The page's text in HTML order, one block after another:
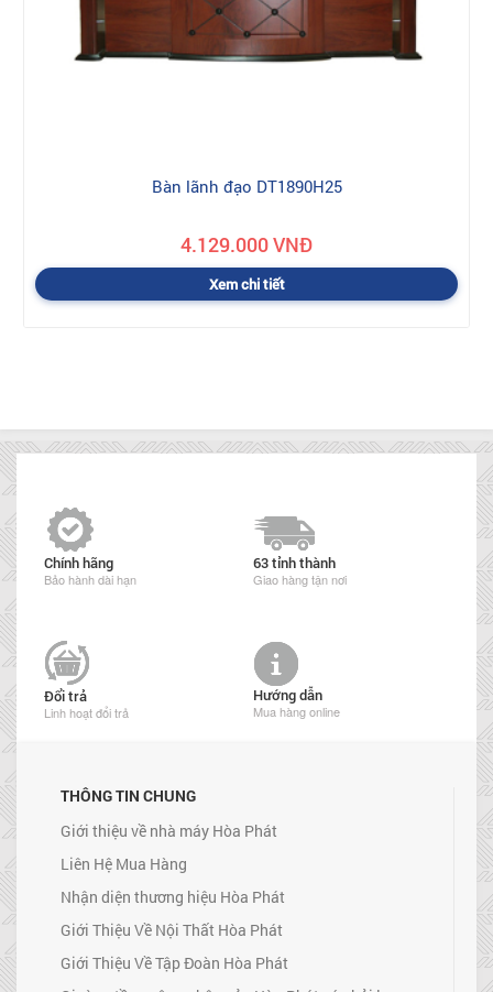
Bàn lãnh đạo DT1890H25
4.129.000 VNĐ
Xem chi tiết
Chính hãng
Bảo hành dài hạn
63 tỉnh thành
Giao hàng tận nơi
Đổi trả
Linh hoạt đổi trả
Hướng dẫn
Mua hàng online
THÔNG TIN CHUNG
Giới thiệu về nhà máy Hòa Phát
Liên Hệ Mua Hàng
Nhận diện thương hiệu Hòa Phát
Giới Thiệu Về Nội Thất Hòa Phát
Giới Thiệu Về Tập Đoàn Hòa Phát